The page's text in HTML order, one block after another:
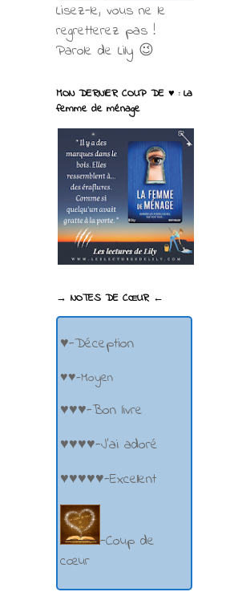
Lisez-le, vous ne le
regretterez pas !
Parole de Lily 😉
MON DERNIER COUP DE ♥ : La
femme de ménage
→ NOTES DE CŒUR ←
♥-Déception
♥♥-Moyen
♥♥♥-Bon livre
♥♥♥♥-J'ai adoré
♥♥♥♥♥-Excellent
-Coup de
cœur